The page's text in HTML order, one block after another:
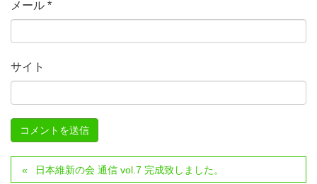
メール *
サイト
日本維新の会 通信 vol.7 完成致しました。